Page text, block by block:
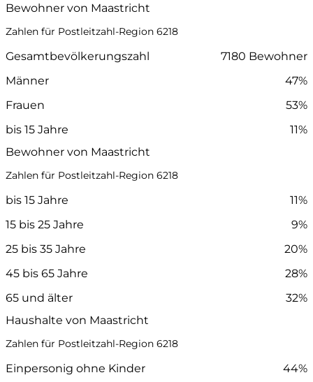
Bewohner von Maastricht
Zahlen für Postleitzahl-Region 6218
Gesamtbevölkerungszahl
7180 Bewohner
Männer
47%
Frauen
53%
bis 15 Jahre
11%
Bewohner von Maastricht
Zahlen für Postleitzahl-Region 6218
bis 15 Jahre
11%
15 bis 25 Jahre
9%
25 bis 35 Jahre
20%
45 bis 65 Jahre
28%
65 und älter
32%
Haushalte von Maastricht
Zahlen für Postleitzahl-Region 6218
Einpersonig ohne Kinder
44%